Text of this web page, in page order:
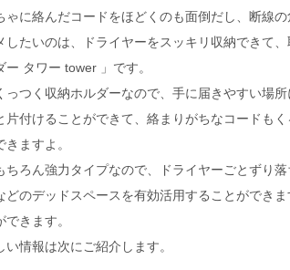
ゃに絡んだコードをほどくのも面倒だし、断線の
したいのは、ドライヤーをスッキリ収納できて
タワー tower 」です。
っつく収納ホルダーなので、手に届きやすい場
片付けることができて、絡まりがちなコードも
ますよ。
ちろん強力タイプなので、ドライヤーごとずり落
どのデッドスペースを有効活用することができ
きます。
情報は次にご紹介します。